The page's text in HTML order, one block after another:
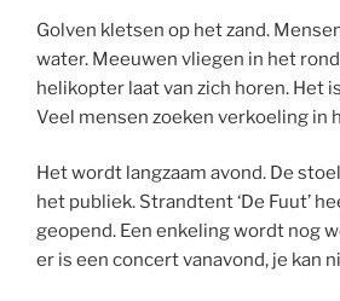
Golven kletsen op het zand.
water. Meeuwen vliegen in het
helikopter laat van zich horen. Het
Veel mensen zoeken verkoeling in
Het wordt langzaam avond. De
het publiek. Strandtent ‘De Fuut’
geopend. Een enkeling wordt nog
er is een concert vanavond, je kan